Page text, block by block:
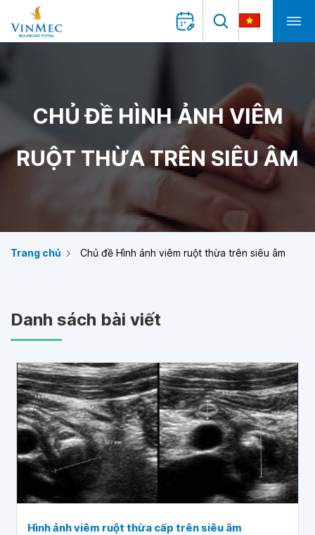
CHỦ ĐỀ HÌNH ẢNH VIÊM
RUỘT THỪA TRÊN SIÊU ÂM
Trang chủ Chủ đề Hình ảnh viêm ruột thừa trên siêu âm
Danh sách bài viết
Hình ảnh viêm ruột thừa cấp trên siêu âm